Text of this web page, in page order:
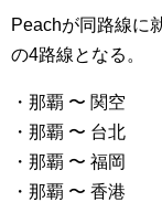
Peachが同路線に
の4路線となる。
・那覇 〜 関空
・那覇 〜 台北
・那覇 〜 福岡
・那覇 〜 香港